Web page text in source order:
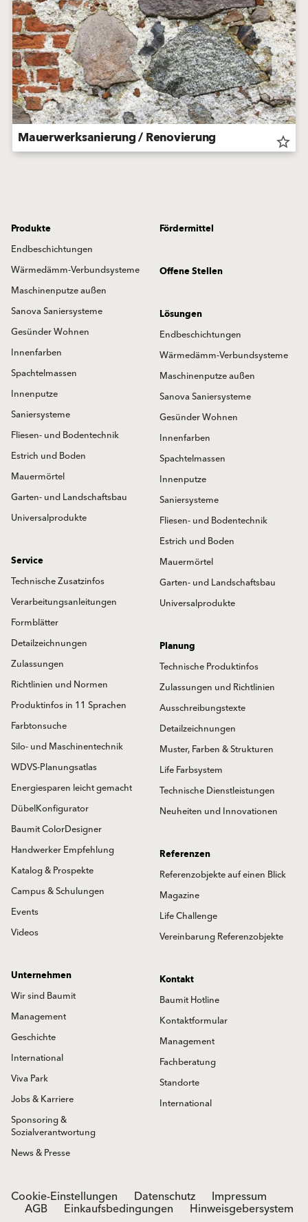
Mauerwerksanierung / Renovierung star_border
Produkte
Endbeschichtungen
Wärmedämm-Verbundsysteme
Maschinenputze außen
Sanova Saniersysteme
Gesünder Wohnen
Innenfarben
Spachtelmassen
Innenputze
Saniersysteme
Fliesen- und Bodentechnik
Estrich und Boden
Mauermörtel
Garten- und Landschaftsbau
Universalprodukte
Fördermittel
Offene Stellen
Lösungen
Endbeschichtungen
Wärmedämm-Verbundsysteme
Maschinenputze außen
Sanova Saniersysteme
Gesünder Wohnen
Innenfarben
Spachtelmassen
Innenputze
Saniersysteme
Fliesen- und Bodentechnik
Estrich und Boden
Mauermörtel
Garten- und Landschaftsbau
Universalprodukte
Service
Technische Zusatzinfos
Verarbeitungsanleitungen
Formblätter
Detailzeichnungen
Zulassungen
Richtlinien und Normen
Produktinfos in 11 Sprachen
Farbtonsuche
Silo- und Maschinentechnik
WDVS-Planungsatlas
Energiesparen leicht gemacht
DübelKonfigurator
Baumit ColorDesigner
Handwerker Empfehlung
Katalog & Prospekte
Campus & Schulungen
Events
Videos
Planung
Technische Produktinfos
Zulassungen und Richtlinien
Ausschreibungstexte
Detailzeichnungen
Muster, Farben & Strukturen
Life Farbsystem
Technische Dienstleistungen
Neuheiten und Innovationen
Referenzen
Referenzobjekte auf einen Blick
Magazine
Life Challenge
Vereinbarung Referenzobjekte
Unternehmen
Wir sind Baumit
Management
Geschichte
International
Viva Park
Jobs & Karriere
Sponsoring &
Sozialverantwortung
News & Presse
Kontakt
Baumit Hotline
Kontaktformular
Management
Fachberatung
Standorte
International
Cookie-Einstellungen Datenschutz Impressum
AGB Einkaufsbedingungen Hinweisgebersystem